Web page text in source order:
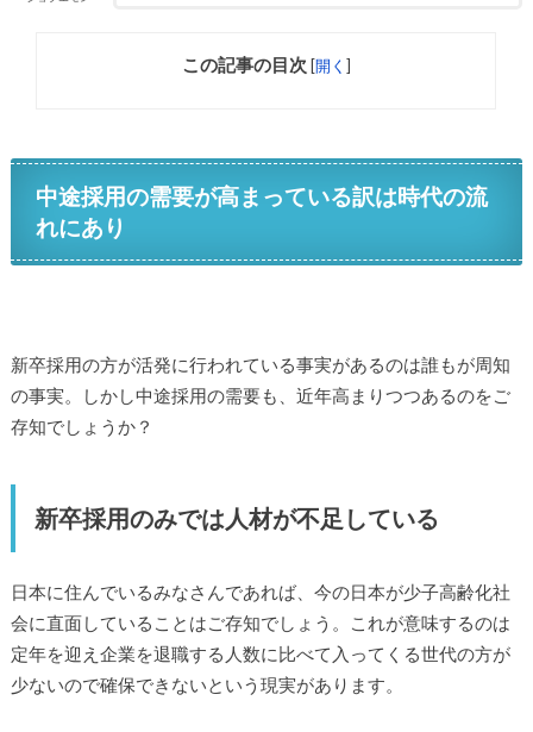
この記事の目次 [開く ]
中途採用の需要が高まっている訳は時代の流
れにあり
新卒採用の方が活発に行われている事実があるのは誰もが周知
の事実。しかし中途採用の需要も、近年高まりつつあるのをご
存知でしょうか？
新卒採用のみでは人材が不足している
日本に住んでいるみなさんであれば、今の日本が少子高齢化社
会に直面していることはご存知でしょう。これが意味するのは
定年を迎え企業を退職する人数に比べて入ってくる世代の方が
少ないので確保できないという現実があります。